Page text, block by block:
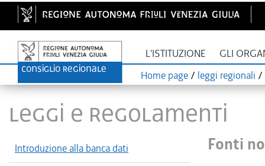
L'ISTITUZIONE GLI
Home page / leggi regionali /
LEGGI E REGOLAMENTI
Introduzione alla banca dati Fonti